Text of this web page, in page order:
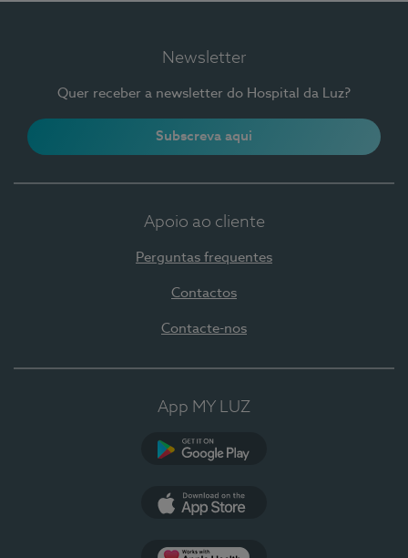
Newsletter
Quer receber a newsletter do Hospital da Luz?
Subscreva aqui
Apoio ao cliente
Perguntas frequentes
Contactos
Contacte-nos
App MY LUZ